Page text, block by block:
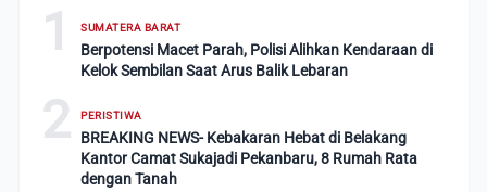
1 SUMATERA BARAT
Berpotensi Macet Parah, Polisi Alihkan Kendaraan di
Kelok Sembilan Saat Arus Balik Lebaran
2 PERISTIWA
BREAKING NEWS- Kebakaran Hebat di Belakang
Kantor Camat Sukajadi Pekanbaru, 8 Rumah Rata
dengan Tanah